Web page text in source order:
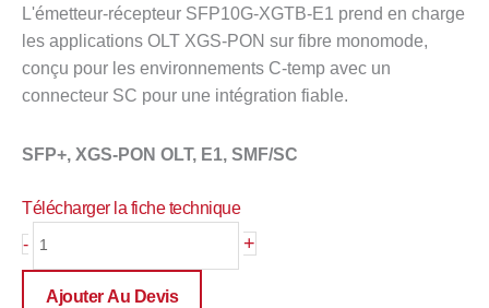
L'émetteur-récepteur SFP10G-XGTB-E1 prend en charge
les applications OLT XGS-PON sur fibre monomode,
conçu pour les environnements C-temp avec un
connecteur SC pour une intégration fiable.
SFP+, XGS-PON OLT, E1, SMF/SC
Télécharger la fiche technique
-
PRE-
+
Ajouter Au Devis